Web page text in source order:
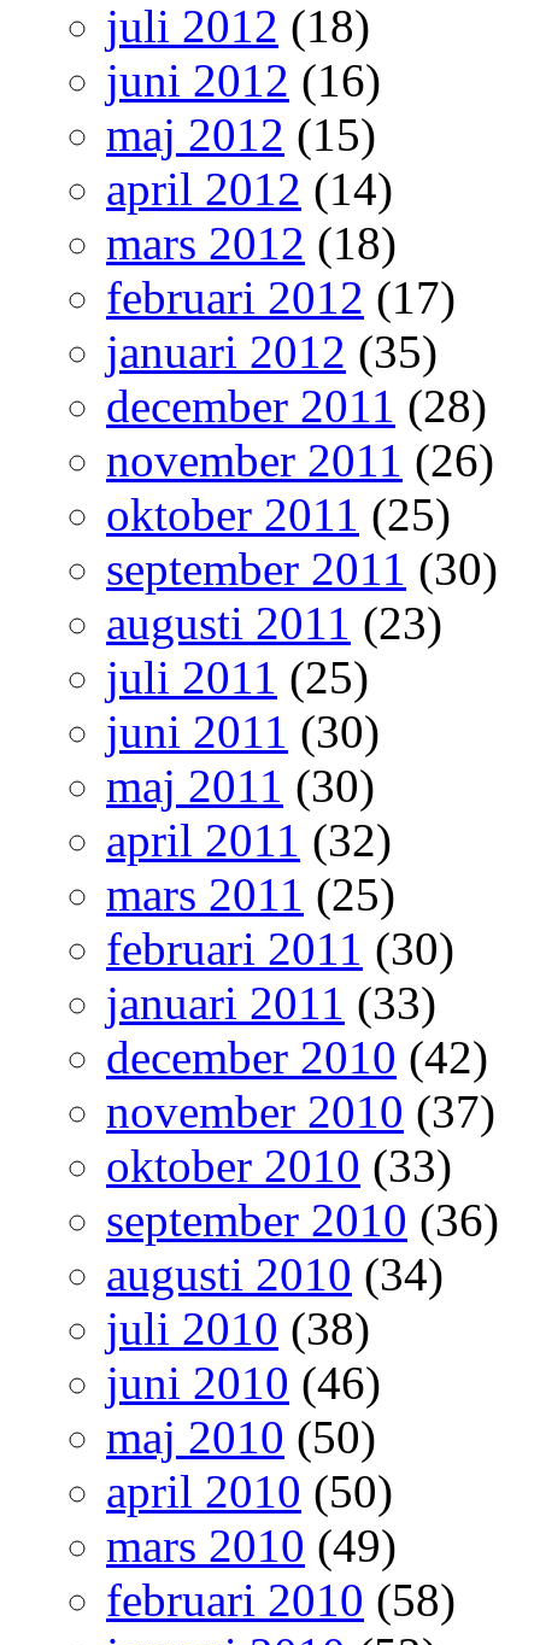
juli 2012 (18)
juni 2012 (16)
maj 2012 (15)
april 2012 (14)
mars 2012 (18)
februari 2012 (17)
januari 2012 (35)
december 2011 (28)
november 2011 (26)
oktober 2011 (25)
september 2011 (30)
augusti 2011 (23)
juli 2011 (25)
juni 2011 (30)
maj 2011 (30)
april 2011 (32)
mars 2011 (25)
februari 2011 (30)
januari 2011 (33)
december 2010 (42)
november 2010 (37)
oktober 2010 (33)
september 2010 (36)
augusti 2010 (34)
juli 2010 (38)
juni 2010 (46)
maj 2010 (50)
april 2010 (50)
mars 2010 (49)
februari 2010 (58)